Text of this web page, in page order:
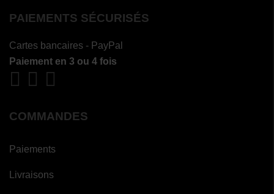
PAIEMENTS SÉCURISÉS
Cartes bancaires - PayPal
Paiement en 3 ou 4 fois
COMMANDES
Paiements
Livraisons